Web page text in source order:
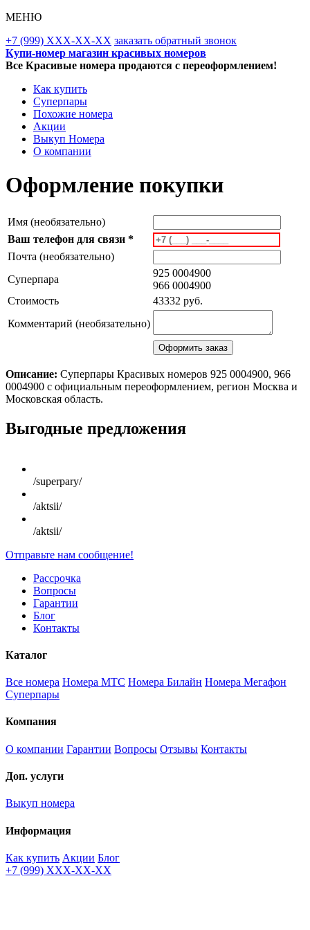
МЕНЮ
+7 (999) XXX-XX-XX заказать обратный звонок
Купи-номер магазин красивых номеров
Все Красивые номера продаются с переоформлением!
Как купить
Суперпары
Похожие номера
Акции
Выкуп Номера
О компании
Оформление покупки
Имя (необязательно)
Ваш телефон для связи *
Почта (необязательно)
Суперпара
925 0004900
966 0004900
Стоимость
43332 руб.
Комментарий (необязательно)
Описание: Суперпары Красивых номеров 925 0004900, 966
0004900 с официальным переоформлением, регион Москва и
Московская область.
Scroll
Up
Выгодные предложения
/superpary/
/aktsii/
/aktsii/
Отправьте нам сообщение!
Рассрочка
Вопросы
Гарантии
Блог
Контакты
Каталог
Все номера Номера МТС Номера Билайн Номера Мегафон
Суперпары
Компания
О компании Гарантии Вопросы Отзывы Контакты
Доп. услуги
Выкуп номера
Информация
Как купить Акции Блог
+7 (999) XXX-XX-XX